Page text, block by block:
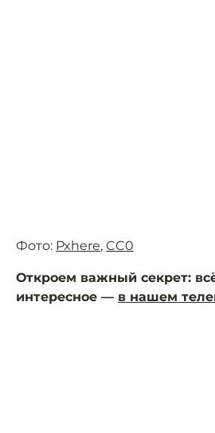
Фото: Pxhere, CC0
Откроем важный секрет:
интересное — в нашем